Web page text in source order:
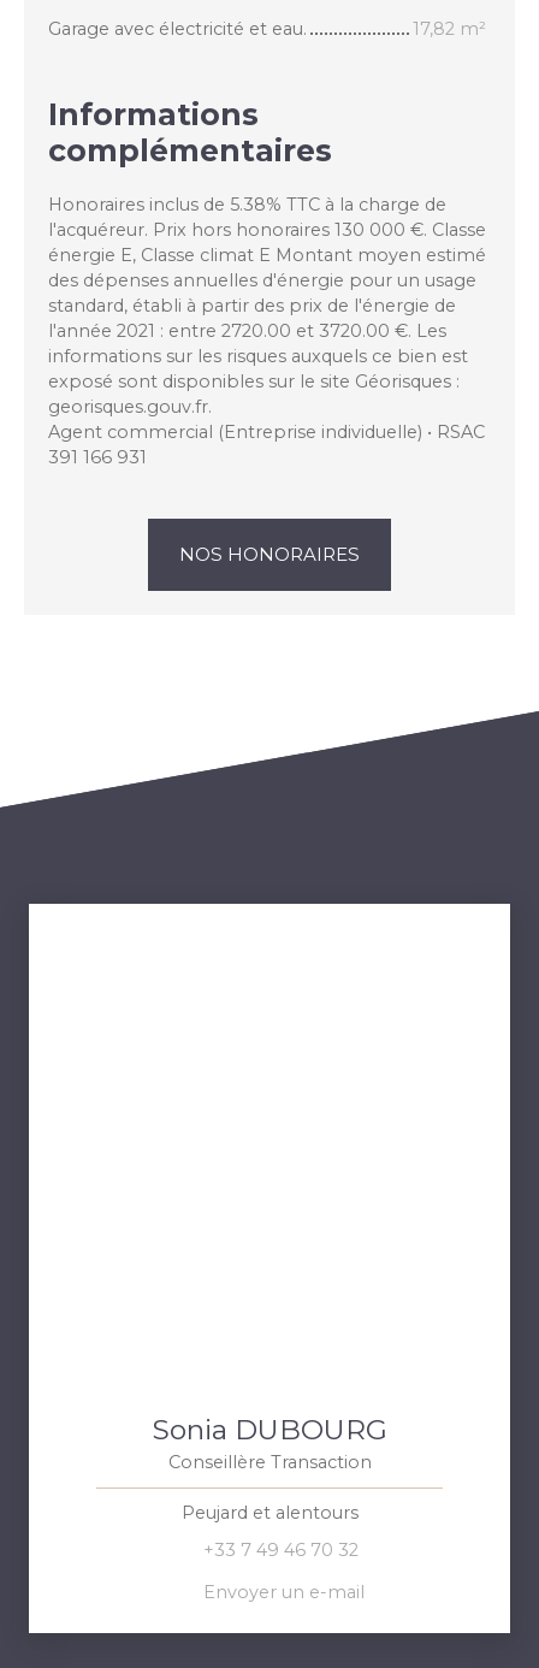
Garage avec électricité et eau.
17,82 m²
Informations
complémentaires
Honoraires inclus de 5.38% TTC à la charge de
l'acquéreur. Prix hors honoraires 130 000 €. Classe
énergie E, Classe climat E Montant moyen estimé
des dépenses annuelles d'énergie pour un usage
standard, établi à partir des prix de l'énergie de
l'année 2021 : entre 2720.00 et 3720.00 €. Les
informations sur les risques auxquels ce bien est
exposé sont disponibles sur le site Géorisques :
georisques.gouv.fr.
Agent commercial (Entreprise individuelle) • RSAC
391 166 931
NOS HONORAIRES
Sonia DUBOURG
Conseillère Transaction
Peujard et alentours
+33 7 49 46 70 32
Envoyer un e-mail